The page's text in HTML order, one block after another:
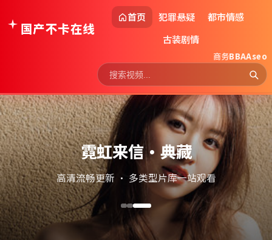
国产不卡在线
首页 犯罪悬疑
都市情感
古装剧情
商务BBAAseo
霓虹来信·典藏
高清流畅更新 · 多类型片库一站观看